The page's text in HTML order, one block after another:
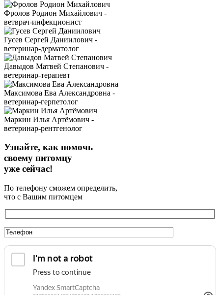
Фролов Родион Михайлович -
ветврач-инфекционист
Гусев Сергей Даниилович -
ветеринар-дерматолог
Давыдов Матвей Степанович -
ветеринар-терапевт
Максимова Ева Александровна -
ветеринар-герпетолог
Маркин Илья Артёмович -
ветеринар-рентгенолог
Узнайте, как помочь
своему питомцу
уже сейчас!
По телефону сможем определить,
что с Вашим питомцем